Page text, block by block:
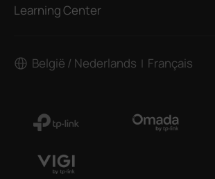
Learning Center
België / Nederlands | Français